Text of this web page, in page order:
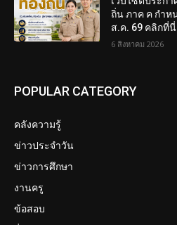
ถิ่น ภาค ค กำห
ส.ค. 69 คลิกที่นี่
6 สิงหาคม 2026
POPULAR CATEGORY
คลังความรู้
ข่าวประจำวัน
ข่าวการศึกษา
งานครู
ข้อสอบ